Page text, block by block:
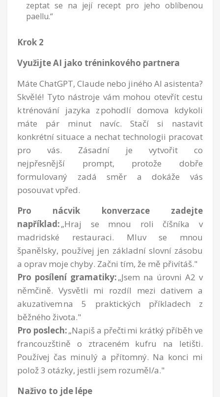
zeptat se na její recept pro jeho oblíbenou
paellu.“
Krok 2
Využijte AI jako tréninkového partnera
Máte ChatGPT, Claude nebo jiného AI asistenta?
Skvělé! Tyto nástroje vám mohou otevřít cestu
k trénování jazyka z pohodlí domova kdykoli
máte pár minut navíc. Stačí si nastavit
konkrétní situace a nechat technologii pracovat
pro vás. Zásadní je vytvořit co
nejpřesnější prompt, protože dobře
formulovaný zadá směr a dokáže vás
posouvat vpřed.
Pro nácvik konverzace zadejte
například:„Hraj se mnou roli číšníka v
madridské restauraci. Mluv se mnou
španělsky, používej jen základní slovní zásobu
a oprav moje chyby. Začni tím, že mě přivítáš."
Pro posílení gramatiky:„Jsem na úrovni A2 v
němčině. Vysvětli mi rozdíl mezi dativem a
akuzativem na 5 praktických příkladech z
běžného života."
Pro poslech:„Napiš a přečti mi krátký příběh ve
francouzštině o ztraceném kufru na letišti.
Používej čas minulý a přítomný. Na konci mi
polož 3 otázky, jestli jsem rozuměl/a."
Naživo to jde lépe